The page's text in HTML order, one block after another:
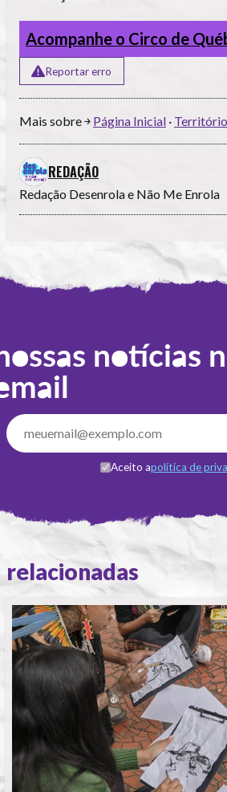
Acompanhe o Circo de
Reportar erro
Mais sobre ￫ Página Inicial ·
REDAÇÃO
Redação Desenrola e Não Me Enrola
notícias
Aceito apolítica de
relacionadas